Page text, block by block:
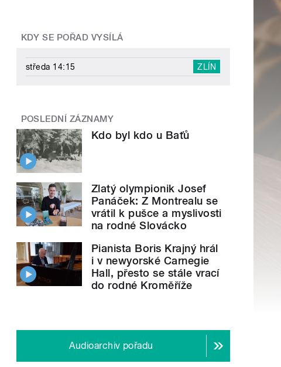
KDY SE POŘAD VYSÍLÁ
středa 14:15 ZLÍN
POSLEDNÍ ZÁZNAMY
Kdo byl kdo u Baťů
Zlatý olympionik Josef
Panáček: Z Montrealu se
vrátil k pušce a myslivosti
na rodné Slovácko
Pianista Boris Krajný hrál
i v newyorské Carnegie
Hall, přesto se stále vrací
do rodné Kroměříže
Audioarchiv pořadu